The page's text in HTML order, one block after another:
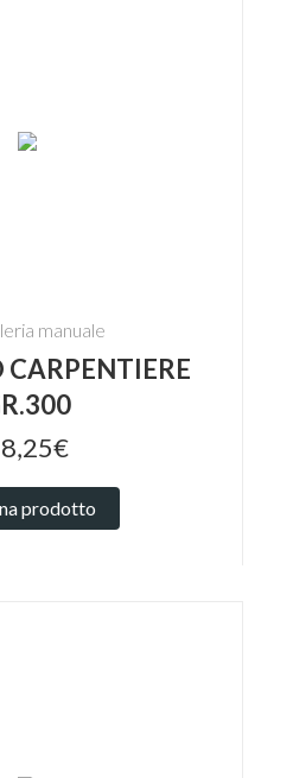
manuale
CARPENTIERE
prodotto